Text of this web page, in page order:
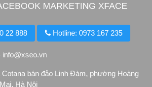
MARKETING XFACE
22 888 Hotline: 0973 167 235
info@xseo.vn
Cotana bán đảo Linh Đàm, phường Hoàng
Hà Nội